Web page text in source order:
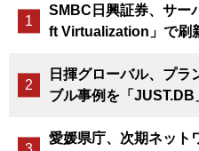
SMBC日興証券、サー
ft Virtualization」で刷
日揮グローバル、プラ
ブル事例を「JUST.DB
愛媛県庁、次期ネット